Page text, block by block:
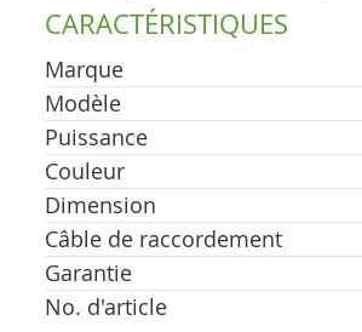
CARACTÉRISTIQUES
Marque
Modèle
Puissance
Couleur
Dimension
Câble de raccordement
Garantie
No. d'article